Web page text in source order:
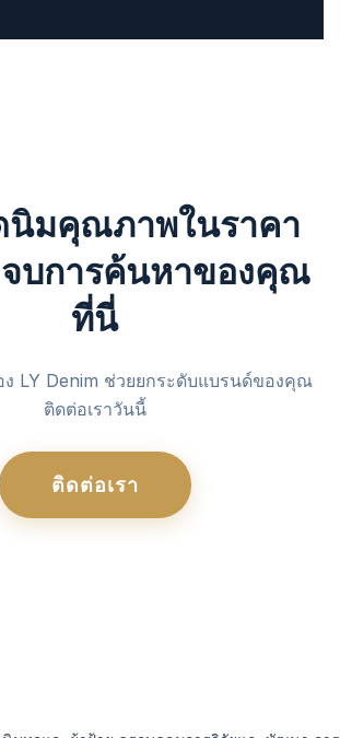
นิมคุณภาพในราคา
บการค้นหาของคุณ
ที่นี่
LY Denim ช่วยยกระดับแบรนด์ของคุณ
ติดต่อเราวันนี้
ติดต่อเรา